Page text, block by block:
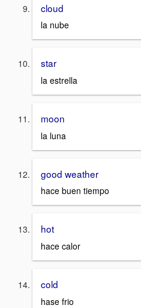
cloud
la nube
star
la estrella
moon
la luna
good weather
hace buen tiempo
hot
hace calor
cold
hase frio